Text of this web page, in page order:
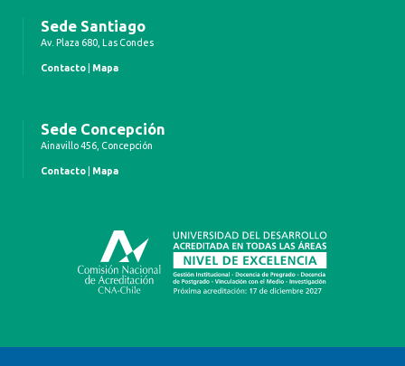
Sede Santiago
Av. Plaza 680, Las Condes
Contacto Mapa
Sede Concepción
Ainavillo 456, Concepción
Contacto Mapa